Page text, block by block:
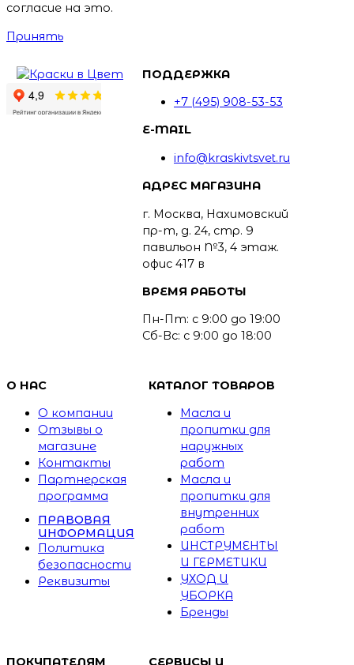
согласие на это.
Принять
ПОДДЕРЖКА
+7 (495) 908-53-53
E-MAIL
info@kraskivtsvet.ru
АДРЕС МАГАЗИНА
г. Москва, Нахимовский
пр-т, д. 24, стр. 9
павильон №3, 4 этаж.
офис 417 в
ВРЕМЯ РАБОТЫ
Пн-Пт: с 9:00 до 19:00
Сб-Вс: с 9:00 до 18:00
О НАС
О компании
Отзывы о
магазине
Контакты
Партнерская
программа
ПРАВОВАЯ
ИНФОРМАЦИЯ
Политика
безопасности
Реквизиты
КАТАЛОГ ТОВАРОВ
Масла и
пропитки для
наружных
работ
Масла и
пропитки для
внутренних
работ
ИНСТРУМЕНТЫ
И ГЕРМЕТИКИ
УХОД И
УБОРКА
Бренды
ПОКУПАТЕЛЯМ СЕРВИСЫ И